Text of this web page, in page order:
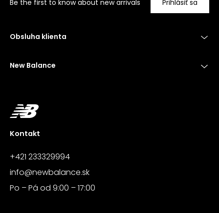
Be the first to know about new arrivals Prihlásiť sa
Obsluha klienta
New Balance
Kontakt
+421 233329994
info@newbalance.sk
Po – Pá od 9:00 – 17:00